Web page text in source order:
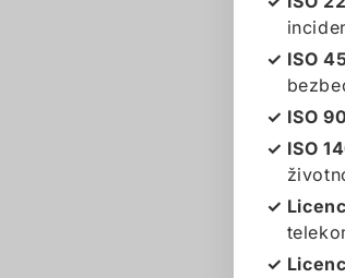
ISO
ISO
ISO